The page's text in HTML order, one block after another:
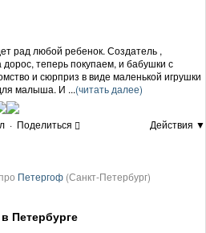
рад любой ребенок. Создатель ,
теперь покупаем, и бабушки с
и сюрприз в виде маленькой игрушки
малыша. И ...(читать далее)
· Поделиться
Действия ▼
про Петергоф (Санкт-Петербург)
Петербурге